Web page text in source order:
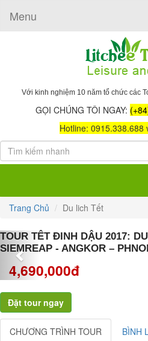
Menu
Với kinh nghiệm 10 năm tổ chức các
GỌI CHÚNG TÔI NGAY:
Hotline: 0915.338.688
Trang Chủ Du lich Tết
TOUR TÊT ĐINH DẬU 2017:
SIEMREAP - ANGKOR –
4,690,000đ
Previous
CHƯƠNG TRÌNH TOUR BÌNH